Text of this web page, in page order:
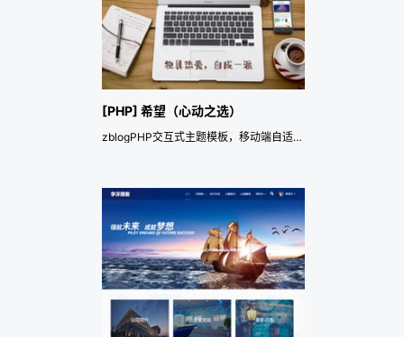
[PHP] 希望（心动之选）
zblogPHP交互式主题模板，移动端自适应+SEO优化。